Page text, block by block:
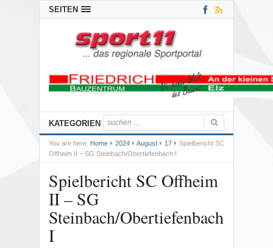
SEITEN
KATEGORIEN
You are here: Home 2024 August 17
Spielbericht SC
Offheim II – SG Steinbach/Obertiefenbach I
Spielbericht SC Offheim
II – SG
Steinbach/Obertiefenbach
I